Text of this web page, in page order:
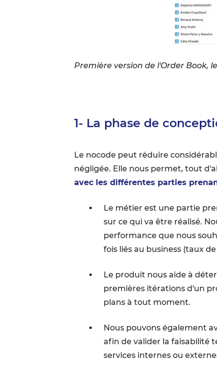
Première version de l'Order Book,
1- La phase de
Le nocode peut réduire
négligée. Elle nous permet, tout
avec les différentes parties
Le métier est une partie
sur ce qui va être réalisé.
performance que nous
fois liés au business (taux
Le produit nous aide à
premières itérations d'un
plans à tout moment.
Nous pouvons également
afin de valider la faisabilité
services internes ou